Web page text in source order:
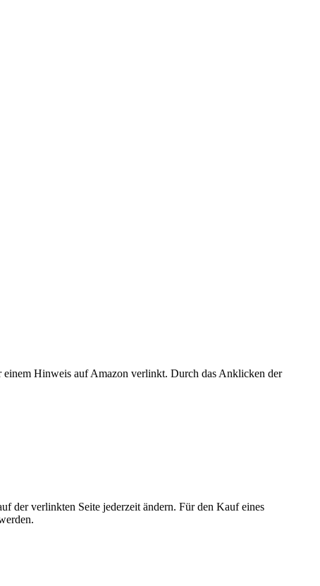
Hinweis auf Amazon verlinkt. Durch das Anklicken der
der verlinkten Seite jederzeit ändern. Für den Kauf eines